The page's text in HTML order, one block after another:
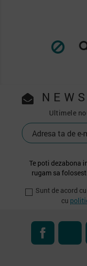
Ultimele
Te poti dezabona
rugam sa
Sunt de acord cu
cu
Facebook